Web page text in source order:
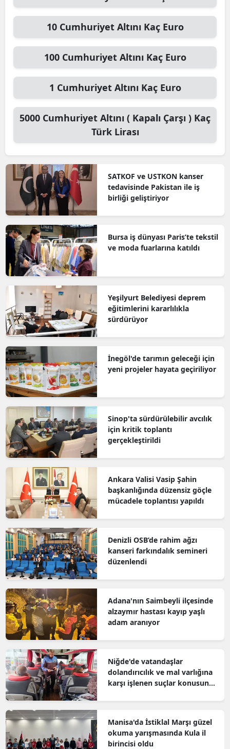
10 Cumhuriyet Altını Kaç Euro
100 Cumhuriyet Altını Kaç Euro
1 Cumhuriyet Altını Kaç Euro
5000 Cumhuriyet Altını ( Kapalı Çarşı ) Kaç
Türk Lirası
SATKOF ve USTKON kanser
tedavisinde Pakistan ile iş
birliği geliştiriyor
Bursa iş dünyası Paris’te tekstil
ve moda fuarlarına katıldı
Yeşilyurt Belediyesi deprem
eğitimlerini kararlılıkla
sürdürüyor
İnegöl'de tarımın geleceği için
yeni projeler hayata geçiriliyor
Sinop'ta sürdürülebilir avcılık
için kritik toplantı
gerçekleştirildi
Ankara Valisi Vasip Şahin
başkanlığında düzensiz göçle
mücadele toplantısı yapıldı
Denizli OSB’de rahim ağzı
kanseri farkındalık semineri
düzenlendi
Adana'nın Saimbeyli ilçesinde
alzaymır hastası kayıp yaşlı
adam aranıyor
Niğde'de vatandaşlar
dolandırıcılık ve mal varlığına
karşı işlenen suçlar konusunda
Manisa'da İstiklal Marşı güzel
okuma yarışmasında Kula il
birincisi oldu